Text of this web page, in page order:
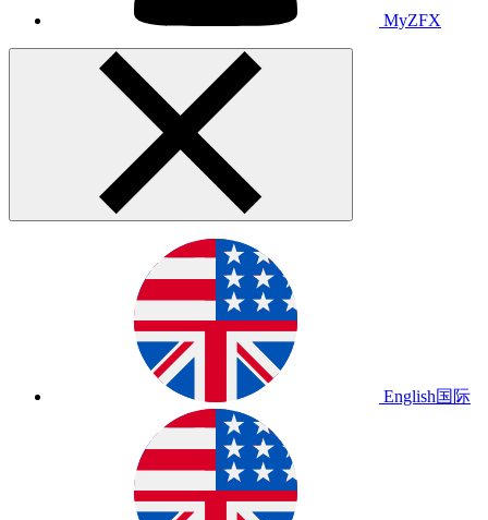
MyZFX
English国际